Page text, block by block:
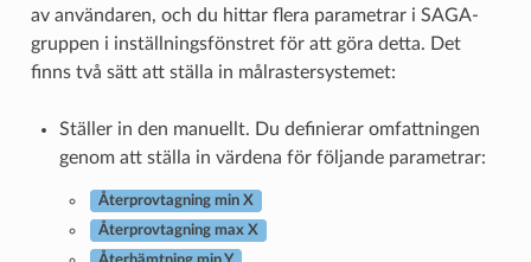
av användaren, och du hittar flera parametrar i SAGA-
gruppen i inställningsfönstret för att göra detta. Det
finns två sätt att ställa in målrastersystemet:
Ställer in den manuellt. Du definierar omfattningen
genom att ställa in värdena för följande parametrar:
Återprovtagning min X
Återprovtagning max X